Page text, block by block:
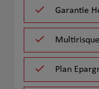
Garantie
Plan